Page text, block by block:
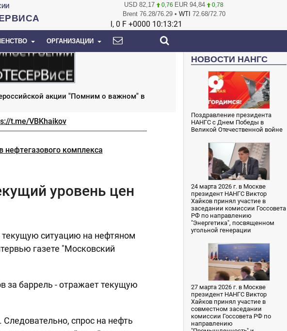
USD82,17 0,76 EUR94,84 0,78
Brent 76.28/76.29• WTI 72.68/72.70
l, 0 F +0000 10:13:22
ОРГАНИЗАЦИИ
акции "Помним о важном" в
t.me/VBKhaikov
нефтегазового комплекса
уровень цен
ситуацию на нефтяном
газете "Московский
за баррель - отражает текущую
спрос на нефть
НОВОСТИ НАНГС
Поздравление президента
НАНГС с Днем Победы в
Великой Отечественной войне
24 марта 2026 г. в Москве
президент НАНГС Виктор
Хайков принял участие в
заседании комиссии Госсовета
РФ по направлению
"Энергетика", посвященном
угольной генерации
27 марта 2026 г. в Москве
президент НАНГС Виктор
Хайков принял участие в
совместном заседании
комиссии Госсовета РФ по
направлению